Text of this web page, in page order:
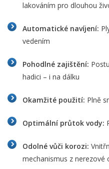
lakováním pro dlouhou
Automatické navíjení:
vedením
Pohodlné zajištění:
hadici – i na dálku
Okamžité použití: Plně
Optimální průtok vody:
Odolné vůči korozi:
mechanismus z nerezové